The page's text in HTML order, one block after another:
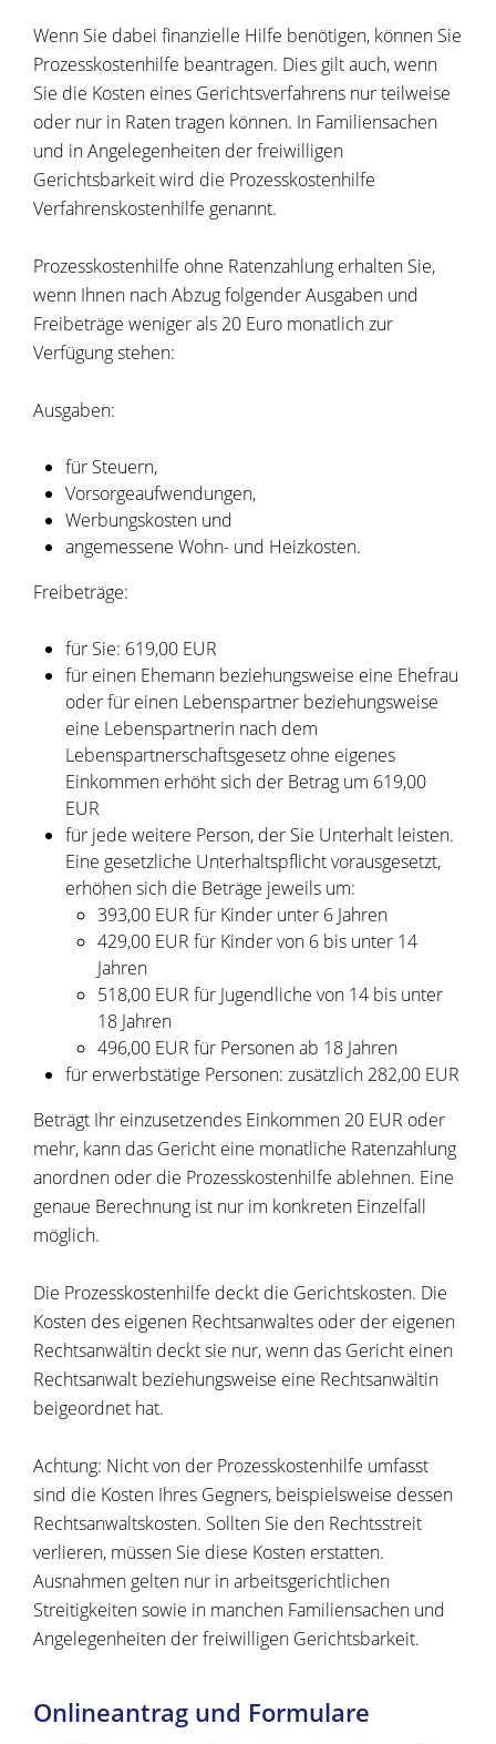
Wenn Sie dabei finanzielle Hilfe benötigen, können Sie
Prozesskostenhilfe beantragen. Dies gilt auch, wenn
Sie die Kosten eines Gerichtsverfahrens nur teilweise
oder nur in Raten tragen können. In Familiensachen
und in Angelegenheiten der freiwilligen
Gerichtsbarkeit wird die Prozesskostenhilfe
Verfahrenskostenhilfe genannt.
Prozesskostenhilfe ohne Ratenzahlung erhalten Sie,
wenn Ihnen nach Abzug folgender Ausgaben und
Freibeträge weniger als 20 Euro monatlich zur
Verfügung stehen:
Ausgaben:
für Steuern,
Vorsorgeaufwendungen,
Werbungskosten und
angemessene Wohn- und Heizkosten.
Freibeträge:
für Sie: 619,00 EUR
für einen Ehemann beziehungsweise eine Ehefrau
oder für einen Lebenspartner beziehungsweise
eine Lebenspartnerin nach dem
Lebenspartnerschaftsgesetz ohne eigenes
Einkommen erhöht sich der Betrag um 619,00
EUR
für jede weitere Person, der Sie Unterhalt leisten.
Eine gesetzliche Unterhaltspflicht vorausgesetzt,
erhöhen sich die Beträge jeweils um:
393,00 EUR für Kinder unter 6 Jahren
429,00 EUR für Kinder von 6 bis unter 14
Jahren
518,00 EUR für Jugendliche von 14 bis unter
18 Jahren
496,00 EUR für Personen ab 18 Jahren
für erwerbstätige Personen: zusätzlich 282,00 EUR
Beträgt Ihr einzusetzendes Einkommen 20 EUR oder
mehr, kann das Gericht eine monatliche Ratenzahlung
anordnen oder die Prozesskostenhilfe ablehnen. Eine
genaue Berechnung ist nur im konkreten Einzelfall
möglich.
Die Prozesskostenhilfe deckt die Gerichtskosten. Die
Kosten des eigenen Rechtsanwaltes oder der eigenen
Rechtsanwältin deckt sie nur, wenn das Gericht einen
Rechtsanwalt beziehungsweise eine Rechtsanwältin
beigeordnet hat.
Achtung: Nicht von der Prozesskostenhilfe umfasst
sind die Kosten Ihres Gegners, beispielsweise dessen
Rechtsanwaltskosten. Sollten Sie den Rechtsstreit
verlieren, müssen Sie diese Kosten erstatten.
Ausnahmen gelten nur in arbeitsgerichtlichen
Streitigkeiten sowie in manchen Familiensachen und
Angelegenheiten der freiwilligen Gerichtsbarkeit.
Onlineantrag und Formulare